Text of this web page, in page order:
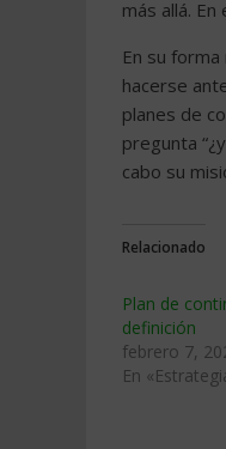
más allá.
En su
hacerse
planes de
pregunta
cabo su
Relacionado
Plan de
definición
febrero 7,
En